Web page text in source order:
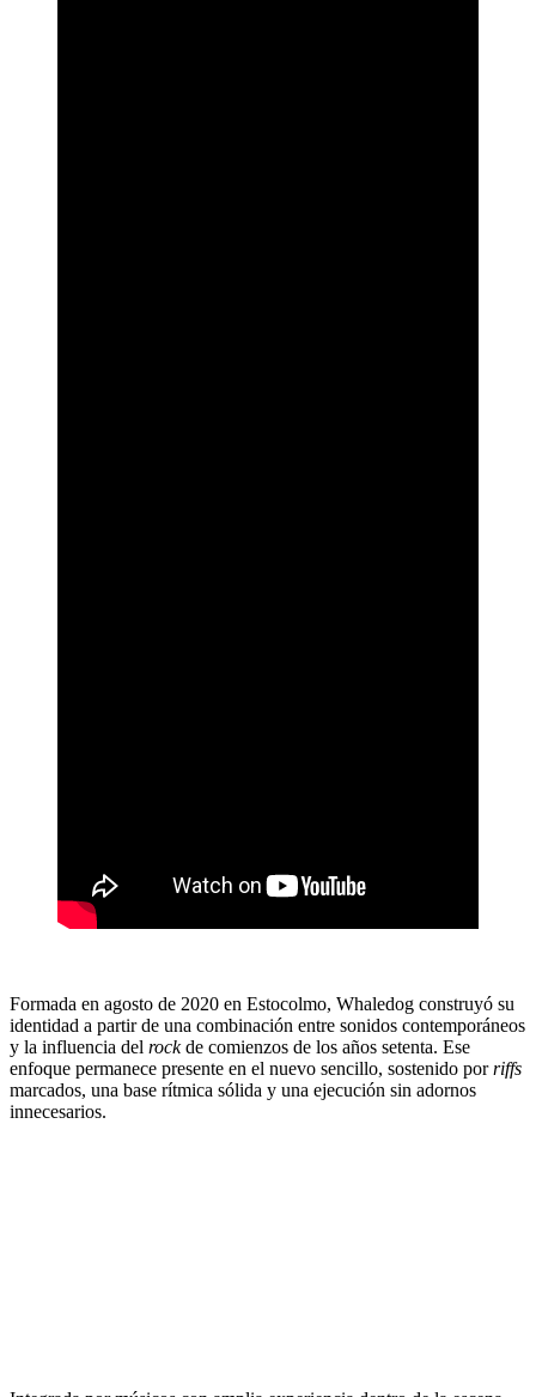
Formada en agosto de 2020 en Estocolmo, Whaledog construyó su
identidad a partir de una combinación entre sonidos contemporáneos
y la influencia del rockde comienzos de los años setenta. Ese
enfoque permanece presente en el nuevo sencillo, sostenido porriffs
marcados, una base rítmica sólida y una ejecución sin adornos
innecesarios.